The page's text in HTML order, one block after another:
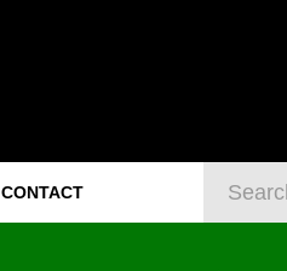
CONTACT